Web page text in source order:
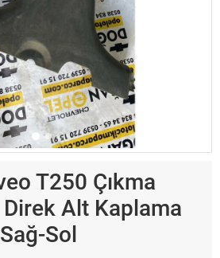
T250 Çıkma
Alt Kaplama
Sol